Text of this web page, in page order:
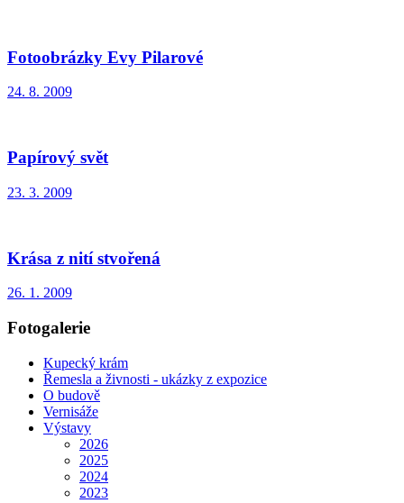
Fotoobrázky Evy Pilarové
24. 8. 2009
Papírový svět
23. 3. 2009
Krása z nití stvořená
26. 1. 2009
Fotogalerie
Kupecký krám
Řemesla a živnosti - ukázky z expozice
O budově
Vernisáže
Výstavy
2026
2025
2024
2023